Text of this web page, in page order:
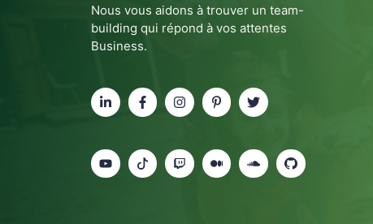
Nous vous aidons à trouver un team-
building qui répond à vos attentes
Business.